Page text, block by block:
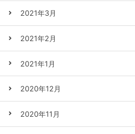
2021年3月
2021年2月
2021年1月
2020年12月
2020年11月